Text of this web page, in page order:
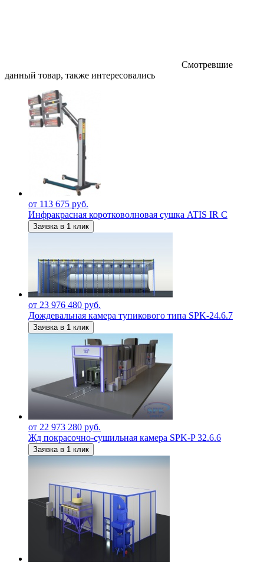
Смотревшие
данный товар, также интересовались
от 113 675 руб.
Инфракрасная коротковолновая сушка ATIS IR C
Заявка в 1 клик
от 23 976 480 руб.
Дождевальная камера тупикового типа SPK-24.6.7
Заявка в 1 клик
от 22 973 280 руб.
Жд покрасочно-сушильная камера SPK-P 32.6.6
Заявка в 1 клик